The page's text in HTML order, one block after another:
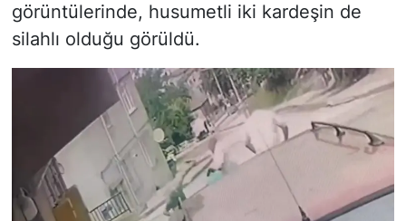
görüntülerinde, husumetli iki kardeşin de
silahlı olduğu görüldü.